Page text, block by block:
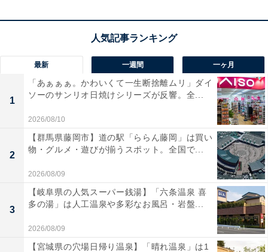
最新 一週間 一ヶ月
1
「あぁぁぁ。かわいくて一生断捨離ムリ」ダイ
ソーのサンリオ日焼けシリーズが反響。全...
2026/08/10
2
【群馬県藤岡市】道の駅「ららん藤岡」は買い
物・グルメ・遊びが揃うスポット。全国で...
2026/08/09
3
【岐阜県の人気スーパー銭湯】「六条温泉 喜
多の湯」は人工温泉や多彩なお風呂・岩盤...
2026/08/09
【宮城県の穴場日帰り温泉】「晴れ温泉」は1